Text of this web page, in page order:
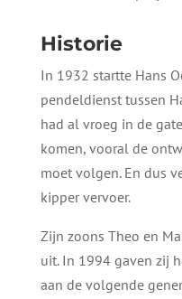
Historie
In 1932 startte Hans
pendeldienst tussen
had al vroeg in de
komen, vooral de
moet volgen. En dus
kipper vervoer.
Zijn zoons Theo en
uit. In 1994 gaven zij
aan de volgende